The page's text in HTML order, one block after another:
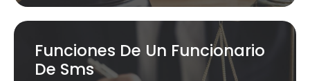
Funciones De Un Funcionario
De Sms